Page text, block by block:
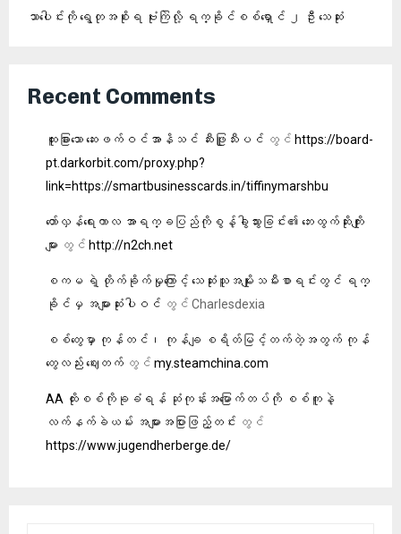
သာပေါင်းကို ရွေတုအစိုးရ ဗုံးကြဲလို့ ရက္ခိုင်စစ်ရှောင် ၂ ဦး သေဆုံး
Recent Comments
ထူးခြားသော ဆေးဖက်ဝင်အာနိသင် ဆီးဖြူသီးပင် တွင် https://board-
pt.darkorbit.com/proxy.php?
link=https://smartbusinesscards.in/tiffinymarshbu
တော်လှန်ရေးကာလ အာရက္ခပြည်ကိုစွန့်ခွါသွားခြင်း၏ ဘေးထွက်ဆိုးကျိုး
များ တွင် http://n2ch.net
စကမ ရဲ့ တိုက်ခိုက်မှုကြောင့် သေဆုံးသူအမျိုးသမီးစာရင်းတွင် ရက္
ခိုင်မှ အများဆုံးပါဝင် တွင် Charlesdexia
စစ်တွေမှာ ကုန်တင်၊ ကုန်ချ စရိတ်မြင့်တက်တဲ့အတွက် ကုန်
တွေလည်း ဈေးတက် တွင် my.steamchina.com
AA ထိုးစစ်ကိုခုခံရန် ဆုံကုန်းအမြောက်တပ်ကို စစ်ကူနဲ့
လက်နက်ခဲယမ်း အများအပြားဖြည့်တင်း တွင်
https://www.jugendherberge.de/